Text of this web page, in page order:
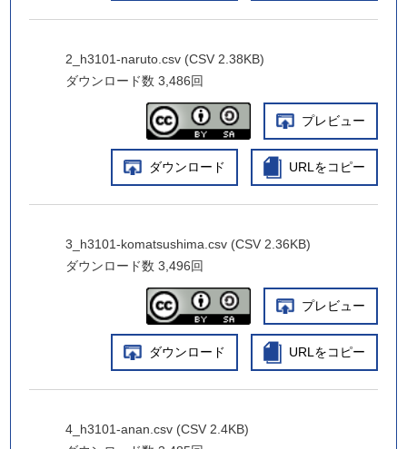
2_h3101-naruto.csv (CSV 2.38KB)
ダウンロード数 3,486回
プレビュー
ダウンロード URLをコピー
3_h3101-komatsushima.csv (CSV 2.36KB)
ダウンロード数 3,496回
プレビュー
ダウンロード URLをコピー
4_h3101-anan.csv (CSV 2.4KB)